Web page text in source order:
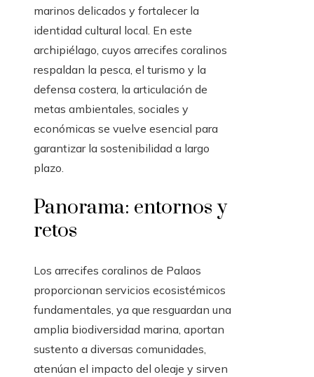
marinos delicados y fortalecer la
identidad cultural local. En este
archipiélago, cuyos arrecifes coralinos
respaldan la pesca, el turismo y la
defensa costera, la articulación de
metas ambientales, sociales y
económicas se vuelve esencial para
garantizar la sostenibilidad a largo
plazo.
Panorama: entornos y
retos
Los arrecifes coralinos de Palaos
proporcionan servicios ecosistémicos
fundamentales, ya que resguardan una
amplia biodiversidad marina, aportan
sustento a diversas comunidades,
atenúan el impacto del oleaje y sirven